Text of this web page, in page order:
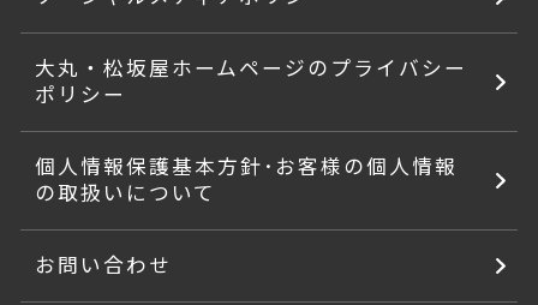
大丸・松坂屋ホームページのプライバシー
ポリシー
個人情報保護基本方針･お客様の個人情報
の取扱いについて
お問い合わせ